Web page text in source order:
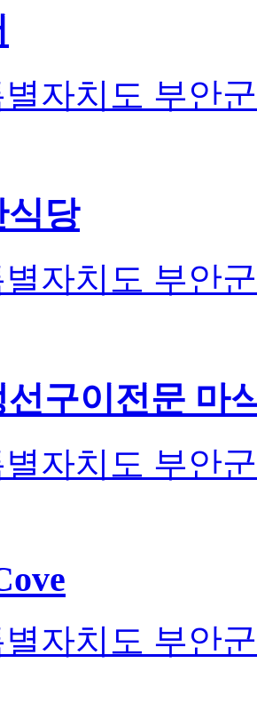
자치도 부안
식당
자치도 부안
구이전문 마
자치도 부안
자치도 부안